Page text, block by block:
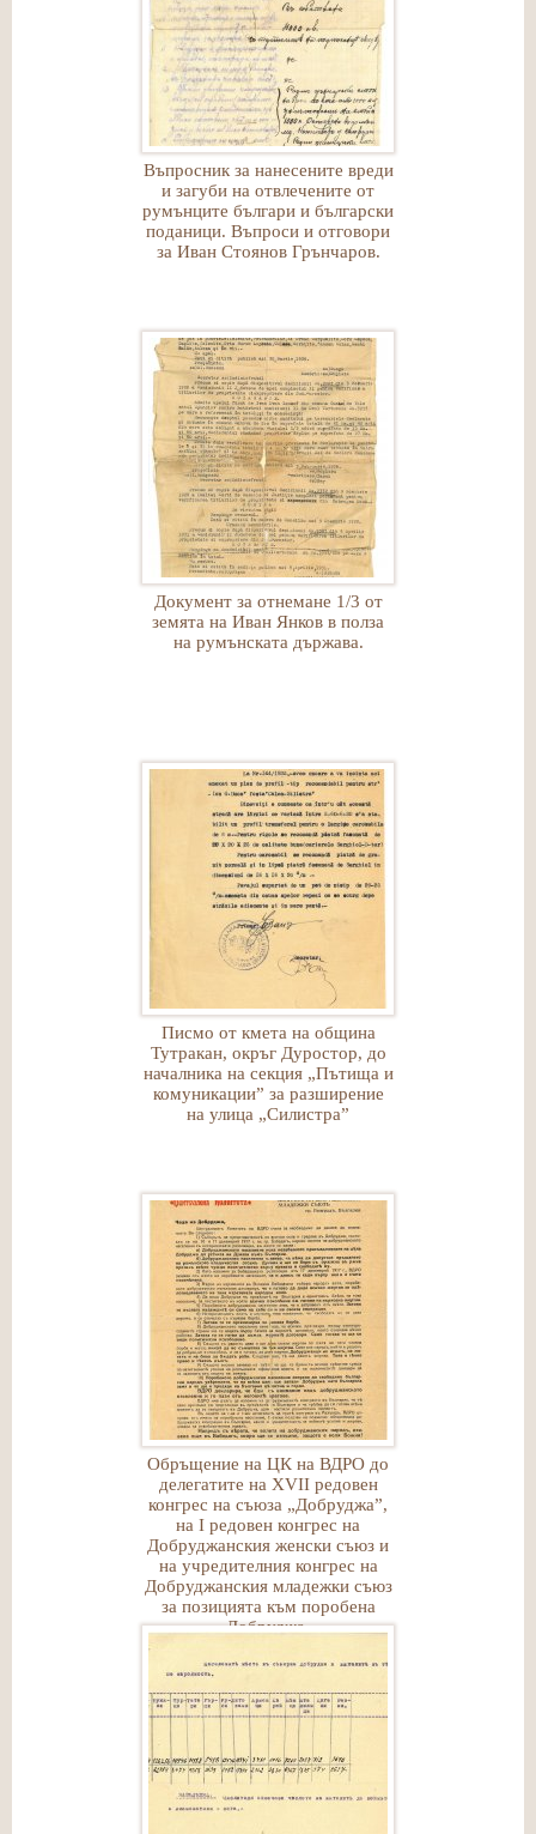
Въпросник за нанесените вреди
и загуби на отвлечените от
румънците българи и български
поданици. Въпроси и отговори
за Иван Стоянов Грънчаров.
Документ за отнемане 1/3 от
земята на Иван Янков в полза
на румънската държава.
Писмо от кмета на община
Тутракан, окръг Дуростор, до
началника на секция „Пътища и
комуникации” за разширение
на улица „Силистра”
Обръщение на ЦК на ВДРО до
делегатите на ХVІІ редовен
конгрес на съюза „Добруджа”,
на І редовен конгрес на
Добруджанския женски съюз и
на учредителния конгрес на
Добруджанския младежки съюз
за позицията към поробена
Добруджа.